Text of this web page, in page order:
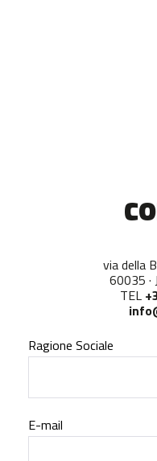
via della
60035 ·
TEL
Ragione Sociale
E-mail